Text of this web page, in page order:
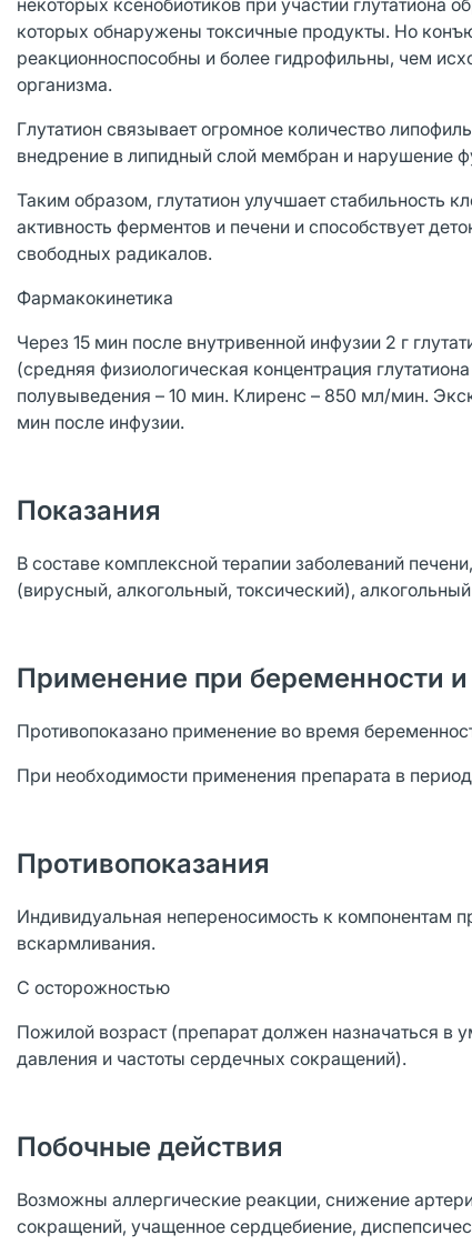
некоторых ксенобиотиков при участии
которых обнаружены токсичные продукты. Но
реакционноспособны и более гидрофильны, чем
организма.
Глутатион связывает огромное количество
внедрение в липидный слой мембран и нарушение
Таким образом, глутатион улучшает стабильность
активность ферментов и печени и способствует
свободных радикалов.
Фармакокинетика
Через 15 мин после внутривенной инфузии 2 г
(средняя физиологическая концентрация
полувыведения – 10 мин. Клиренс – 850 мл/мин.
мин после инфузии.
Показания
В составе комплексной терапии заболеваний
(вирусный, алкогольный, токсический),
Применение при беременности
Противопоказано применение во время
При необходимости применения препарата в
Противопоказания
Индивидуальная непереносимость к компонентам
вскармливания.
С осторожностью
Пожилой возраст (препарат должен назначаться в
давления и частоты сердечных сокращений).
Побочные действия
Возможны аллергические реакции, снижение
сокращений, учащенное сердцебиение,